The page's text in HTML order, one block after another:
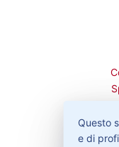
Questo
e di